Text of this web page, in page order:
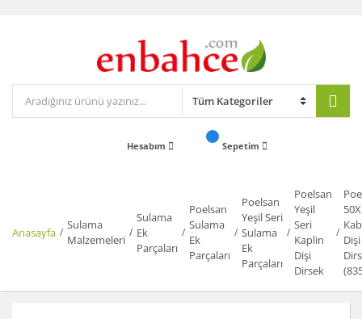
Hesabım Sepetim
Anasayfa
Sulama
Malzemeleri
Sulama
Ek
Parçaları
Poelsan
Sulama
Ek
Parçaları
Poelsan
Yeşil Seri
Sulama
Ek
Parçaları
Poelsan
Yeşil
Seri
Kaplin
Dişi
Dirsek
Dişi